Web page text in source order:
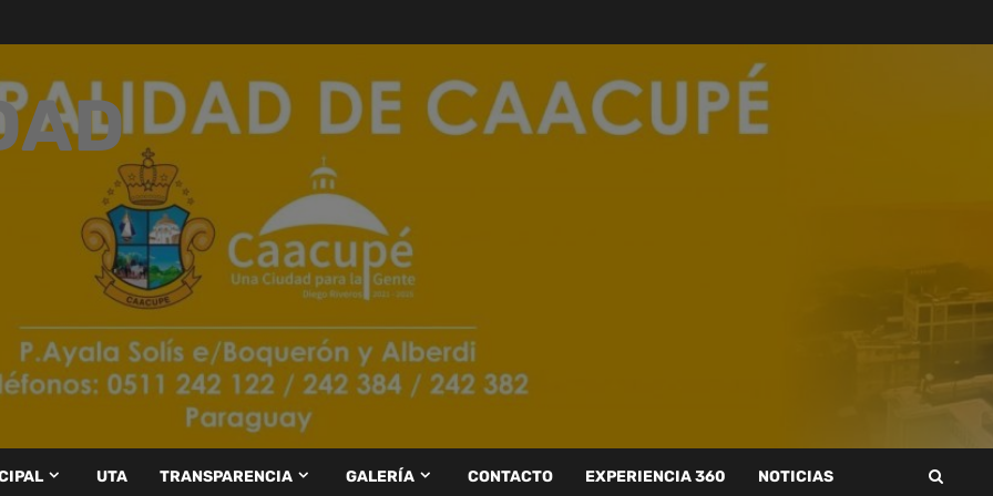
UTA TRANSPARENCIA GALERÍA CONTACTO EXPERIENCIA 360 NOTICIAS